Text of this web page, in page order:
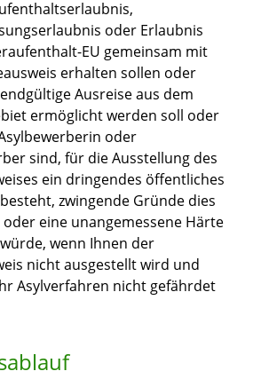
oder Erlaubnis
EU gemeinsam mit
erhalten sollen oder
Ausreise aus dem
ermöglicht werden soll oder
oder
sind, für die Ausstellung des
ein dringendes öffentliches
zwingende Gründe dies
eine unangemessene Härte
wenn Ihnen der
nicht ausgestellt wird und
Asylverfahren nicht gefährdet